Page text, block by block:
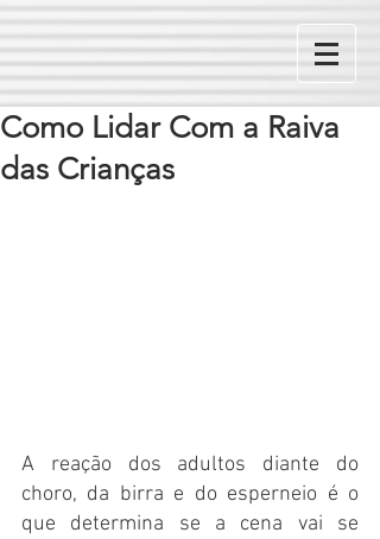
Como Lidar Com a Raiva
das Crianças
A reação dos adultos diante do
choro, da birra e do esperneio é o
que determina se a cena vai se